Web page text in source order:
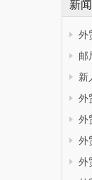
新
外
邮
新
外
外
外
外